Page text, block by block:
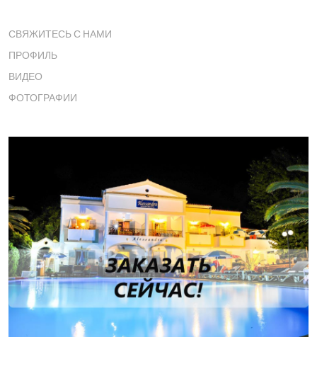
СВЯЖИТЕСЬ С НАМИ
ПРОФИЛЬ
ВИДЕО
ФОТОГРАФИИ